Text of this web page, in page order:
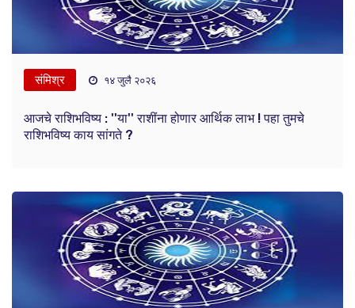
संमिश्र १४ जुलै २०२६
आजचे राशिभविष्य : ''या'' राशींना होणार आर्थिक लाभ ! पहा तुमचे
राशिभविष्य काय सांगते ?